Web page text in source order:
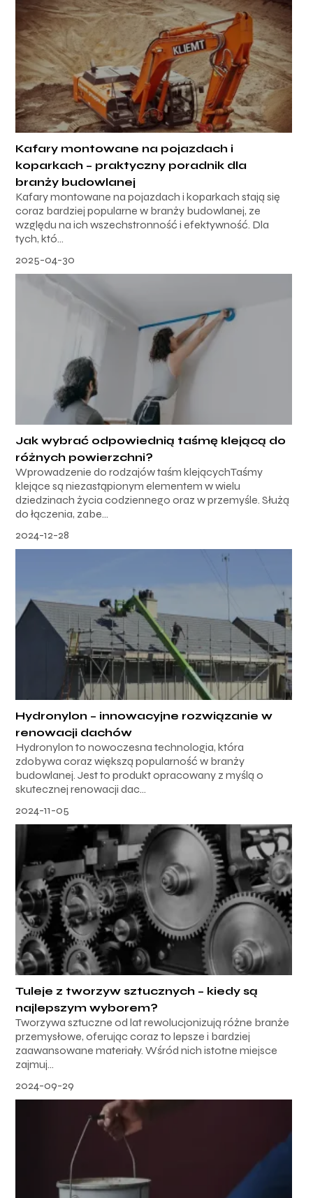
Kafary montowane na pojazdach i
koparkach – praktyczny poradnik dla
branży budowlanej
Kafary montowane na pojazdach i koparkach stają się
coraz bardziej popularne w branży budowlanej, ze
względu na ich wszechstronność i efektywność. Dla
tych, któ...
2025-04-30
Jak wybrać odpowiednią taśmę klejącą do
różnych powierzchni?
Wprowadzenie do rodzajów taśm klejącychTaśmy
klejące są niezastąpionym elementem w wielu
dziedzinach życia codziennego oraz w przemyśle. Służą
do łączenia, zabe...
2024-12-28
Hydronylon – innowacyjne rozwiązanie w
renowacji dachów
Hydronylon to nowoczesna technologia, która
zdobywa coraz większą popularność w branży
budowlanej. Jest to produkt opracowany z myślą o
skutecznej renowacji dac...
2024-11-05
Tuleje z tworzyw sztucznych – kiedy są
najlepszym wyborem?
Tworzywa sztuczne od lat rewolucjonizują różne branże
przemysłowe, oferując coraz to lepsze i bardziej
zaawansowane materiały. Wśród nich istotne miejsce
zajmuj...
2024-09-29